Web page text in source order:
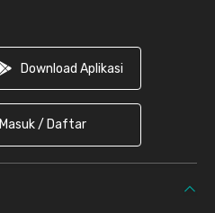
Download Aplikasi
Masuk / Daftar